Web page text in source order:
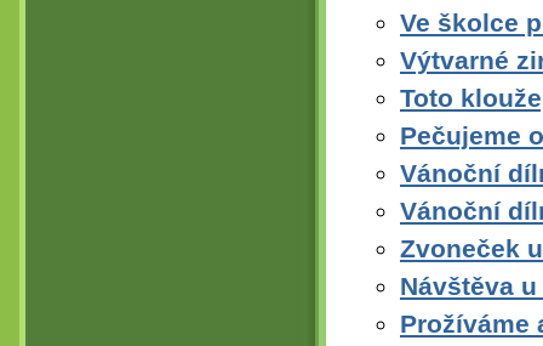
Ve školce
Výtvarné
Toto
Pečujeme
Vánoční
Vánoční
Zvoneček
Návštěva
Prožíváme